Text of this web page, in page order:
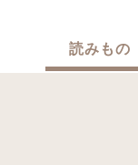
読みもの